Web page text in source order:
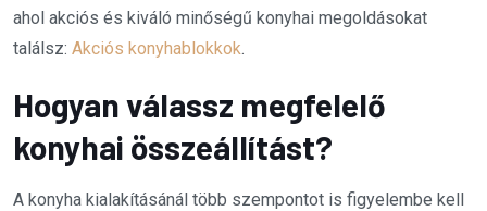
ahol akciós és kiváló minőségű konyhai megoldásokat
találsz: Akciós konyhablokkok.
Hogyan válassz megfelelő
konyhai összeállítást?
A konyha kialakításánál több szempontot is figyelembe kell